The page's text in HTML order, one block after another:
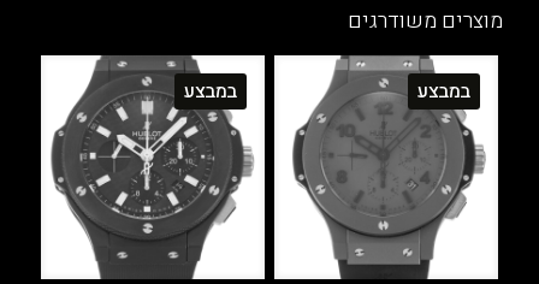
יש
סוגים.
ניתן
לבחור
את
האפשרויות
בעמוד
המוצר
סוגים.
ניתן
לבחור
את
האפשרויות
בעמוד
המוצר
מוצרים משודרגים
במבצע במבצע